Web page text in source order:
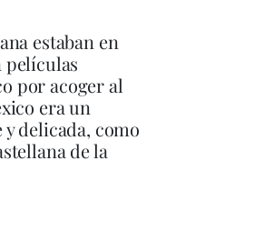
estaban en
películas
por acoger al
era un
y delicada, como
de la